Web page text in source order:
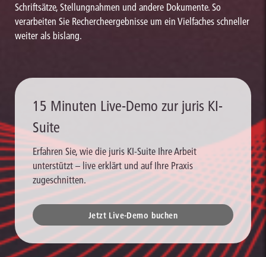
Schriftsätze, Stellungnahmen und andere Dokumente. So
verarbeiten Sie Rechercheergebnisse um ein Vielfaches schneller
weiter als bislang.
15 Minuten Live-Demo zur juris KI-
Suite
Erfahren Sie, wie die juris KI-Suite Ihre Arbeit
unterstützt – live erklärt und auf Ihre Praxis
zugeschnitten.
Jetzt Live-Demo buchen